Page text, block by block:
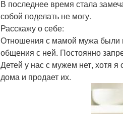
В последнее время стала
собой поделать не могу.
Расскажу о себе:
Отношения с мамой мужа были
общения с ней. Постоянно
Детей у нас с мужем нет, хотя
дома и продает их.